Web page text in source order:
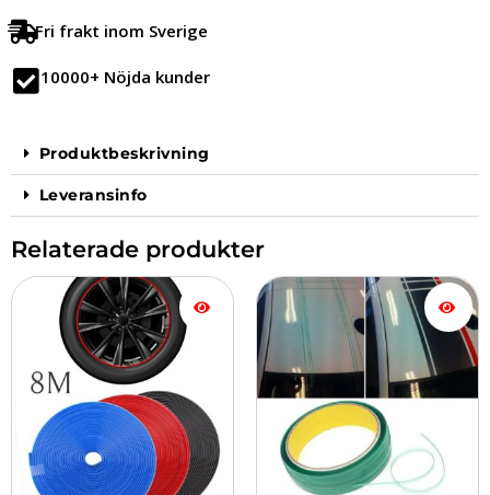
Fri frakt inom Sverige
10000+ Nöjda kunder
Produktbeskrivning
Leveransinfo
Relaterade produkter
Den
produkten
flera
varianter.
olika
alternativen
kan
Prisintervall:
179.00 kr
till
339.00 kr
Den
här
produkten
har
flera
varianter.
olika
alternativen